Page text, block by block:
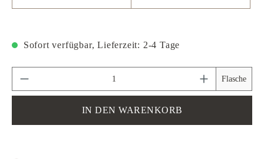
Sofort verfügbar, Lieferzeit: 2-4 Tage
Produkt Anzahl: Gib den gewünschten Wert
Flasche
IN DEN WARENKORB